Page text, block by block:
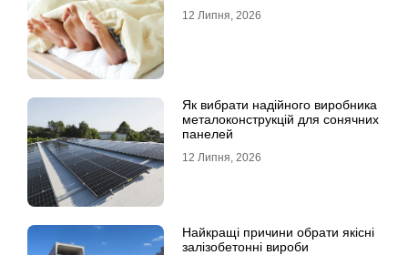
12 Липня, 2026
Як вибрати надійного виробника
металоконструкцій для сонячних
панелей
12 Липня, 2026
Найкращі причини обрати якісні
залізобетонні вироби